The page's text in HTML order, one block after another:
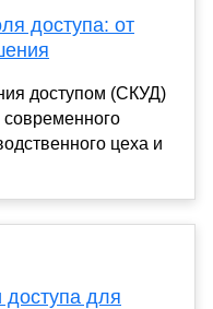
доступа: от
доступом (СКУД)
цеха и
доступа для